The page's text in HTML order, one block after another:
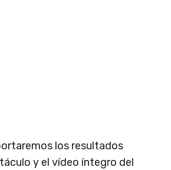
los resultados
y el vídeo íntegro del